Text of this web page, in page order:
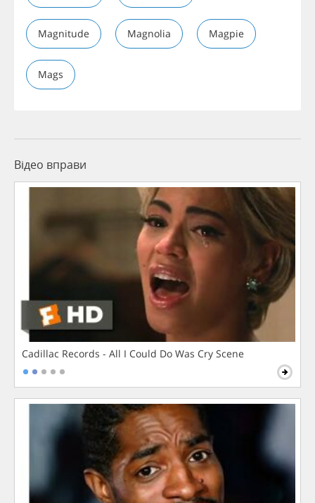
Magnitude Magnolia Magpie
Mags
Відео вправи
Cadillac Records - All I Could Do Was Cry Scene